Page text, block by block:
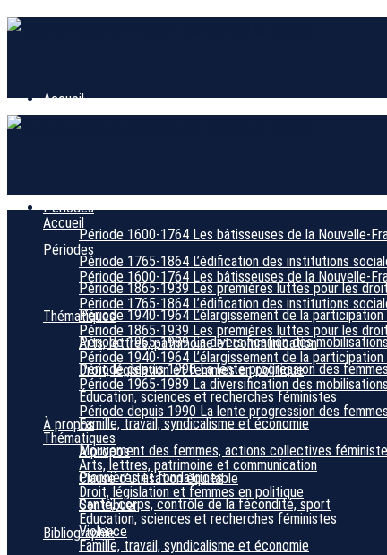
Accueil
Périodes
Période 1600-1764 Les bâtisseuses de la Nouvelle-
Période 1765-1864 L’édification des institutions
Période 1865-1939Les premières luttes pour les
Période 1940-1964L’élargissement de la
Période 1965-1989La diversification des
Période depuis 1990La lente progression des
Thématiques
Arts, lettres, patrimoine et communication
Droit, législation et femmes en politique
Éducation, sciences et recherches féministes
Famille, travail, syndicalisme et économie
Mouvement des femmes, actions collectives
Pionnières et fondatrices
Santé, corps, contrôle de la fécondité, sport
Violence
À propos
À propos
Clause d’utilisation équitable
Contribuer
Bibliographie
Accueil
Périodes
Période 1600-1764 Les bâtisseuses de la Nouvelle-
Période 1765-1864 L’édification des institutions
Période 1865-1939 Les premières luttes pour les
Période 1940-1964 L’élargissement de la
Période 1965-1989 La diversification des
Période depuis 1990 La lente progression des
Thématiques
Arts, lettres, patrimoine et communication
Droit, législation et femmes en politique
Éducation, sciences et recherches féministes
Famille, travail, syndicalisme et économie